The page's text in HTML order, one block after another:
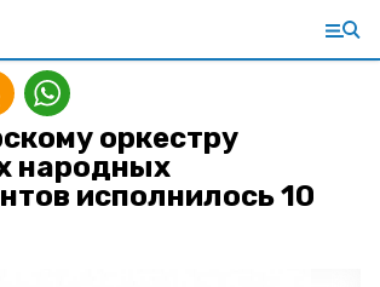
оркестру
народных
исполнилось 10